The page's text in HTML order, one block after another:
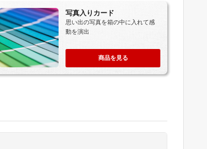
写真入りカード
思い出の写真を箱の中に入れて感
動を演出
商品を見る